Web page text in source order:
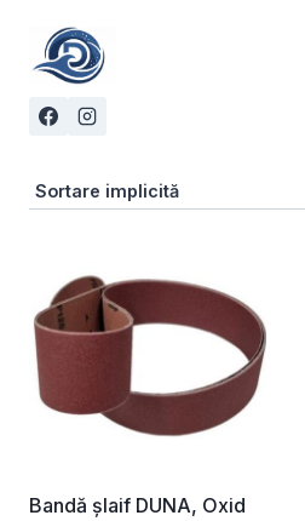
content
Bandă șlaif DUNA, Oxid